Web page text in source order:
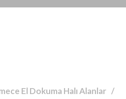
El Dokuma Halı Alanlar